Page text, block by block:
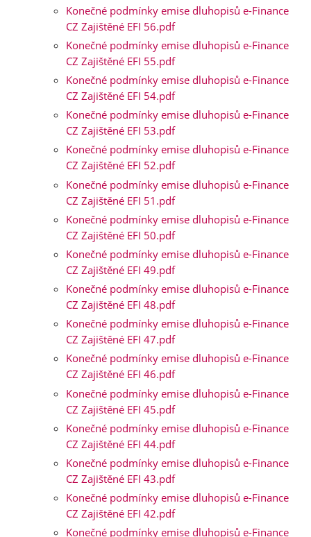
Konečné podmínky emise dluhopisů e-Finance
CZ Zajištěné EFI 56.pdf
Konečné podmínky emise dluhopisů e-Finance
CZ Zajištěné EFI 55.pdf
Konečné podmínky emise dluhopisů e-Finance
CZ Zajištěné EFI 54.pdf
Konečné podmínky emise dluhopisů e-Finance
CZ Zajištěné EFI 53.pdf
Konečné podmínky emise dluhopisů e-Finance
CZ Zajištěné EFI 52.pdf
Konečné podmínky emise dluhopisů e-Finance
CZ Zajištěné EFI 51.pdf
Konečné podmínky emise dluhopisů e-Finance
CZ Zajištěné EFI 50.pdf
Konečné podmínky emise dluhopisů e-Finance
CZ Zajištěné EFI 49.pdf
Konečné podmínky emise dluhopisů e-Finance
CZ Zajištěné EFI 48.pdf
Konečné podmínky emise dluhopisů e-Finance
CZ Zajištěné EFI 47.pdf
Konečné podmínky emise dluhopisů e-Finance
CZ Zajištěné EFI 46.pdf
Konečné podmínky emise dluhopisů e-Finance
CZ Zajištěné EFI 45.pdf
Konečné podmínky emise dluhopisů e-Finance
CZ Zajištěné EFI 44.pdf
Konečné podmínky emise dluhopisů e-Finance
CZ Zajištěné EFI 43.pdf
Konečné podmínky emise dluhopisů e-Finance
CZ Zajištěné EFI 42.pdf
Konečné podmínky emise dluhopisů e-Finance